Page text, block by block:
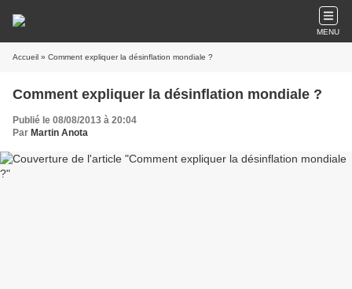
MENU
Accueil » Comment expliquer la désinflation mondiale ?
Comment expliquer la désinflation mondiale ?
Publié le 08/08/2013 à 20:04
Par Martin Anota